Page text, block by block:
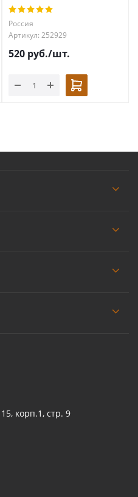
Россия
Артикул: 252929
520 руб./шт.
корп.1, стр. 9